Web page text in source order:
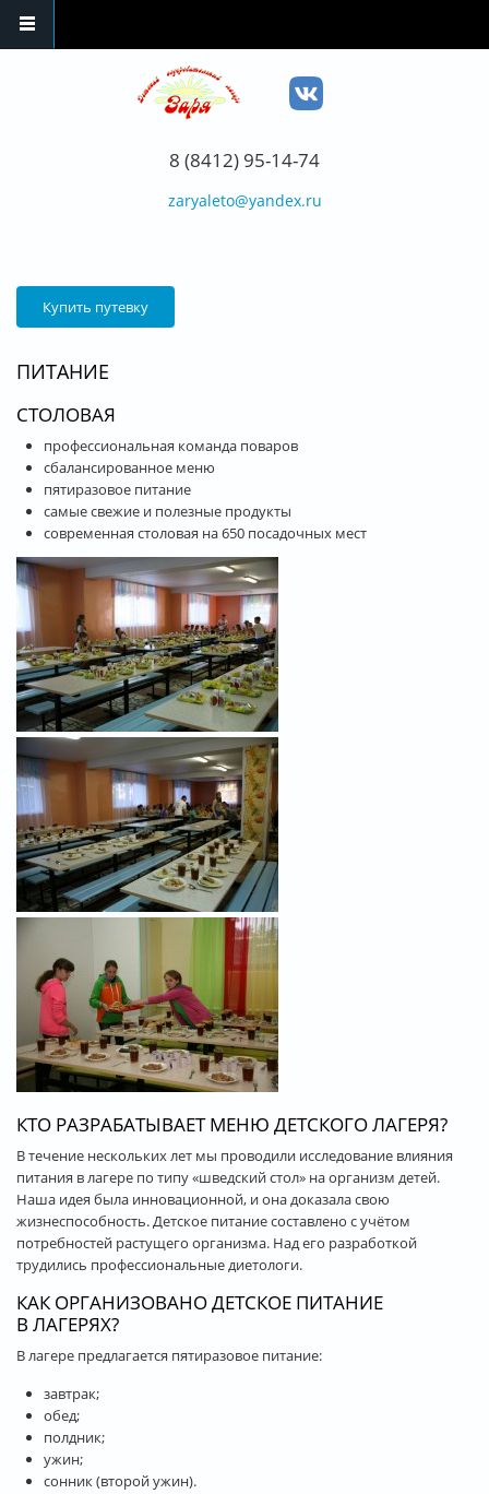
8 (8412) 95-14-74
zaryaleto@yandex.ru
Купить путевку
ПИТАНИЕ
СТОЛОВАЯ
профессиональная команда поваров
сбалансированное меню
пятиразовое питание
самые свежие и полезные продукты
современная столовая на 650 посадочных мест
КТО РАЗРАБАТЫВАЕТ МЕНЮ ДЕТСКОГО ЛАГЕРЯ?
В течение нескольких лет мы проводили исследование влияния
питания в лагере по типу «шведский стол» на организм детей.
Наша идея была инновационной, и она доказала свою
жизнеспособность. Детское питание составлено с учётом
потребностей растущего организма. Над его разработкой
трудились профессиональные диетологи.
КАК ОРГАНИЗОВАНО ДЕТСКОЕ ПИТАНИЕ
В ЛАГЕРЯХ?
В лагере предлагается пятиразовое питание:
завтрак;
обед;
полдник;
ужин;
сонник (второй ужин).